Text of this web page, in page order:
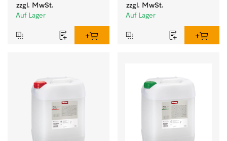
Buntwäsche.
zzgl. MwSt.
Auf Lager
zzgl. MwSt.
Auf Lager